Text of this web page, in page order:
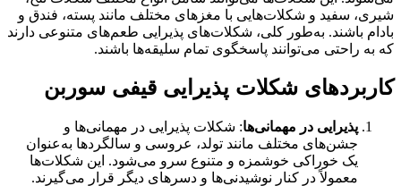
شیری، سفید و شکلات‌هایی با مغزهای مختلف مانند پسته، فندق و
بادام باشند. به‌طور کلی، شکلات‌های پذیرایی طعم‌های متنوعی دارند
که به راحتی می‌توانند پاسخگوی تمام سلیقه‌ها باشند.
کاربردهای شکلات پذیرایی قیفی سوربن
پذیرایی در مهمانی‌ها: شکلات پذیرایی در مهمانی‌ها و
جشن‌های مختلف مانند تولد، عروسی و سالگردها به‌عنوان
یک خوراکی خوشمزه و متنوع سرو می‌شود. این شکلات‌ها
معمولاً در کنار نوشیدنی‌ها و دسرهای دیگر قرار می‌گیرند.